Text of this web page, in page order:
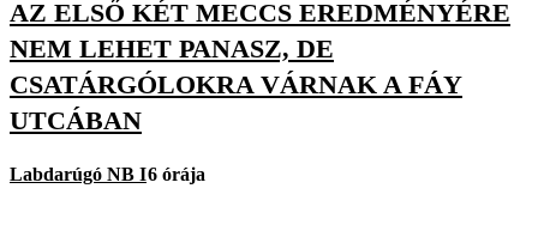
AZ ELSŐ KÉT MECCS EREDMÉNYÉRE
NEM LEHET PANASZ, DE
CSATÁRGÓLOKRA VÁRNAK A FÁY
UTCÁBAN
Labdarúgó NB I6 órája